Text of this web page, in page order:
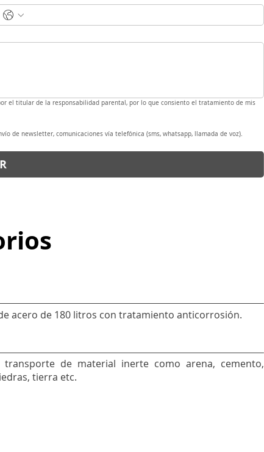
el titular de la responsabilidad parental, por lo que consiento el tratamiento de mis
de newsletter, comunicaciones vía telefónica (sms, whatsapp, llamada de voz).
acero de 180 litros con tratamiento anticorrosión.
transporte de material inerte como arena, cemento,
tierra etc.